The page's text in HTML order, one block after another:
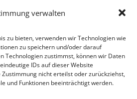
verwalten
zu bieten, verwenden wir Technologien wie
zu speichern und/oder darauf
Technologien zustimmst, können wir Daten
IDs auf dieser Website
nicht erteilst oder zurückziehst,
und Funktionen beeinträchtigt werden.
es nie und man lernt immer
gehen soll, du am
bist und gerne im Team
genau richtig. Bei Fragen
an
(unter dieser